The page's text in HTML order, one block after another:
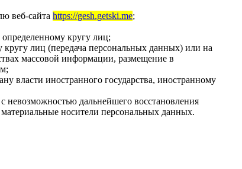
веб-сайта https://gesh.getski.me;
кругу лиц;
лиц (передача персональных данных) или на
массовой информации, размещение в
власти иностранного государства, иностранному
невозможностью дальнейшего восстановления
носители персональных данных.